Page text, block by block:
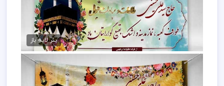
دانلود لایه باز بنر مکه
75,000 تومان
بنر لایه باز